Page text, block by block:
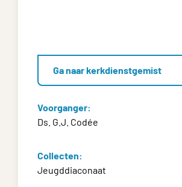
Ga naar kerkdienstgemist
Voorganger:
Ds. G.J. Codée
Collecten:
Jeugddiaconaat